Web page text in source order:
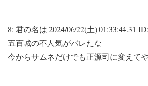
8: 君の名は 2024/06/22(土) 01:33:44.31
五百城の不人気がバレたな
今からサムネだけでも正源司に変えて